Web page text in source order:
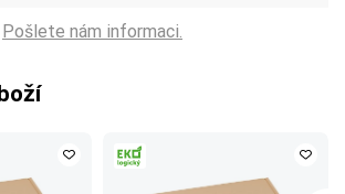
Pošlete nám informaci.